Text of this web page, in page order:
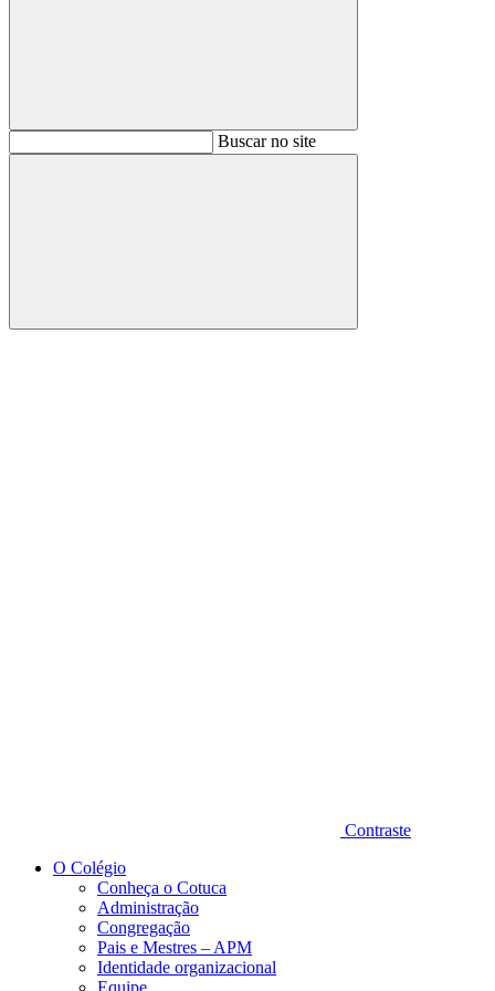
BuscarBuscar no site
Buscar
Contraste
O Colégio
Conheça o Cotuca
Administração
Congregação
Pais e Mestres – APM
Identidade organizacional
Equipe